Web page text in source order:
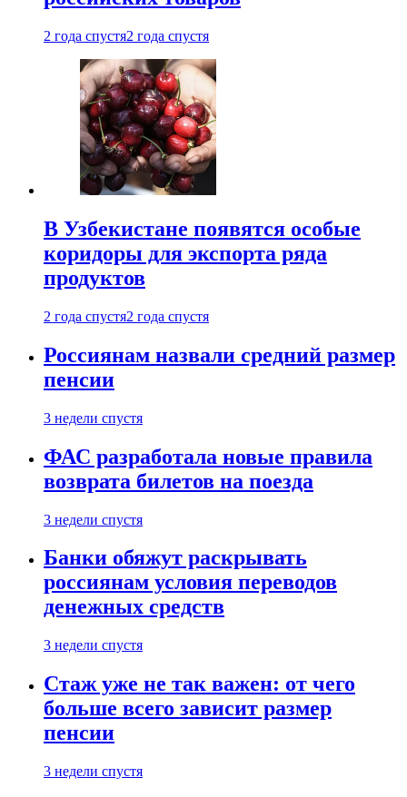
2 года спустя2 года спустя
В Узбекистане появятся особые
коридоры для экспорта ряда
продуктов
2 года спустя2 года спустя
Россиянам назвали средний размер
пенсии
3 недели спустя
ФАС разработала новые правила
возврата билетов на поезда
3 недели спустя
Банки обяжут раскрывать
россиянам условия переводов
денежных средств
3 недели спустя
Стаж уже не так важен: от чего
больше всего зависит размер
пенсии
3 недели спустя